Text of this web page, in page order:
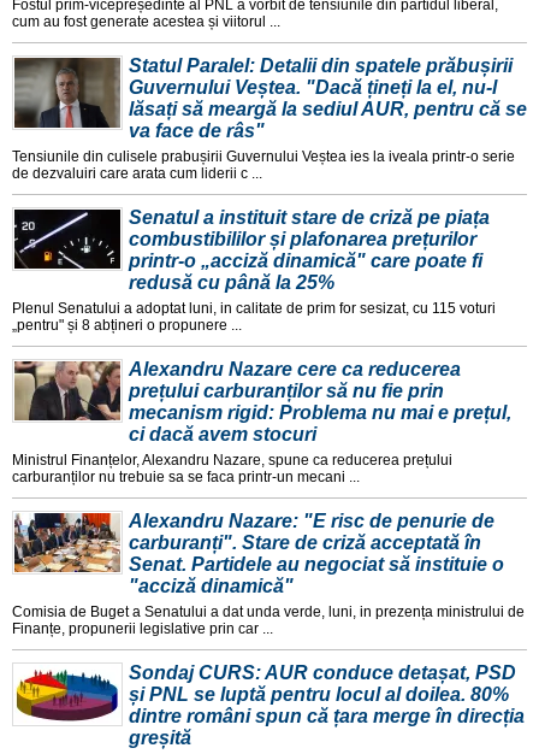
Fostul prim-vicepreședinte al PNL a vorbit de tensiunile din partidul liberal,
cum au fost generate acestea și viitorul ...
Statul Paralel: Detalii din spatele prăbușirii
Guvernului Veștea. "Dacă țineți la el, nu-l
lăsați să meargă la sediul AUR, pentru că se
va face de râs"
Tensiunile din culisele prabușirii Guvernului Veștea ies la iveala printr-o serie
de dezvaluiri care arata cum liderii c ...
Senatul a instituit stare de criză pe piața
combustibililor și plafonarea prețurilor
printr-o „acciză dinamică" care poate fi
redusă cu până la 25%
Plenul Senatului a adoptat luni, in calitate de prim for sesizat, cu 115 voturi
„pentru" și 8 abțineri o propunere ...
Alexandru Nazare cere ca reducerea
prețului carburanților să nu fie prin
mecanism rigid: Problema nu mai e prețul,
ci dacă avem stocuri
Ministrul Finanțelor, Alexandru Nazare, spune ca reducerea prețului
carburanților nu trebuie sa se faca printr-un mecani ...
Alexandru Nazare: "E risc de penurie de
carburanți". Stare de criză acceptată în
Senat. Partidele au negociat să instituie o
"acciză dinamică"
Comisia de Buget a Senatului a dat unda verde, luni, in prezența ministrului de
Finanțe, propunerii legislative prin car ...
Sondaj CURS: AUR conduce detașat, PSD
și PNL se luptă pentru locul al doilea. 80%
dintre români spun că țara merge în direcția
greșită